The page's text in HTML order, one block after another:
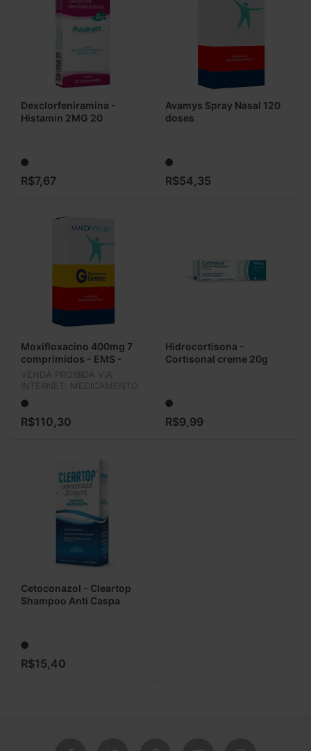
Dexclorfeniramina -
Histamin 2MG 20
R$7,67
Avamys Spray Nasal 120
doses
R$54,35
Moxifloxacino 400mg 7
comprimidos - EMS -
Genérico
VENDA PROIBIDA VIA
INTERNET. MEDICAMENTO
ESPECIAL MEDIANTE A
RETENÇÃO DE
RECEITUÁRIO SIMPLES DE
R$110,30
Hidrocortisona -
Cortisonal creme 20g
R$9,99
Cetoconazol - Cleartop
Shampoo Anti Caspa
R$15,40